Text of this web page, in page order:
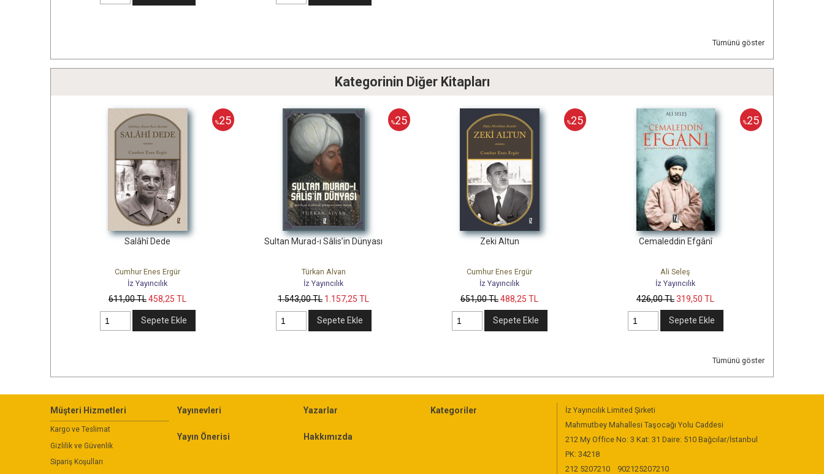
Tümünü göster
Kategorinin Diğer Kitapları
%25
Salâhî Dede
Cumhur Enes Ergür
İz Yayıncılık
611,00TL458,25 TL
Sepete Ekle
%25
Sultan Murad-ı Sâlis’in Dünyası
Türkan Alvan
İz Yayıncılık
1.543,00TL 1.157,25 TL
Sepete Ekle
%25
Zeki Altun
Cumhur Enes Ergür
İz Yayıncılık
651,00TL488,25 TL
Sepete Ekle
%25
Cemaleddin Efgânî
Ali Seleş
İz Yayıncılık
426,00TL319,50 TL
Sepete Ekle
Tümünü göster
Müşteri Hizmetleri
Kargo ve Teslimat
Gizlilik ve Güvenlik
Sipariş Koşulları
Yayınevleri Yazarlar Kategoriler
Yayın Önerisi Hakkımızda
İz Yayıncılık Limited Şirketi
Mahmutbey Mahallesi Taşocağı Yolu Caddesi
212 My Office No: 3 Kat: 31 Daire: 510 Bağcılar/İstanbul
PK: 34218
212 5207210
902125207210